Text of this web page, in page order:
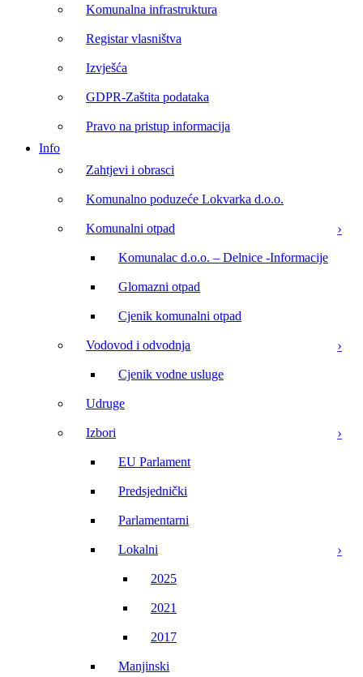
Komunalna infrastruktura
Registar vlasništva
Izvješća
GDPR-Zaštita podataka
Pravo na pristup informacija
Info
Zahtjevi i obrasci
Komunalno poduzeće Lokvarka d.o.o.
Komunalni otpad
Komunalac d.o.o. – Delnice -Informacije
Glomazni otpad
Cjenik komunalni otpad
Vodovod i odvodnja
Cjenik vodne usluge
Udruge
Izbori
EU Parlament
Predsjednički
Parlamentarni
Lokalni
2025
2021
2017
Manjinski